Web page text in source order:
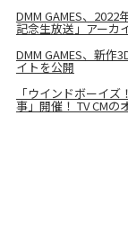
DMM GAMES、
記念生放送」アーカ
DMM GAMES、新作
イトを公開
「ウインドボーイ
事」開催！ TV CMの